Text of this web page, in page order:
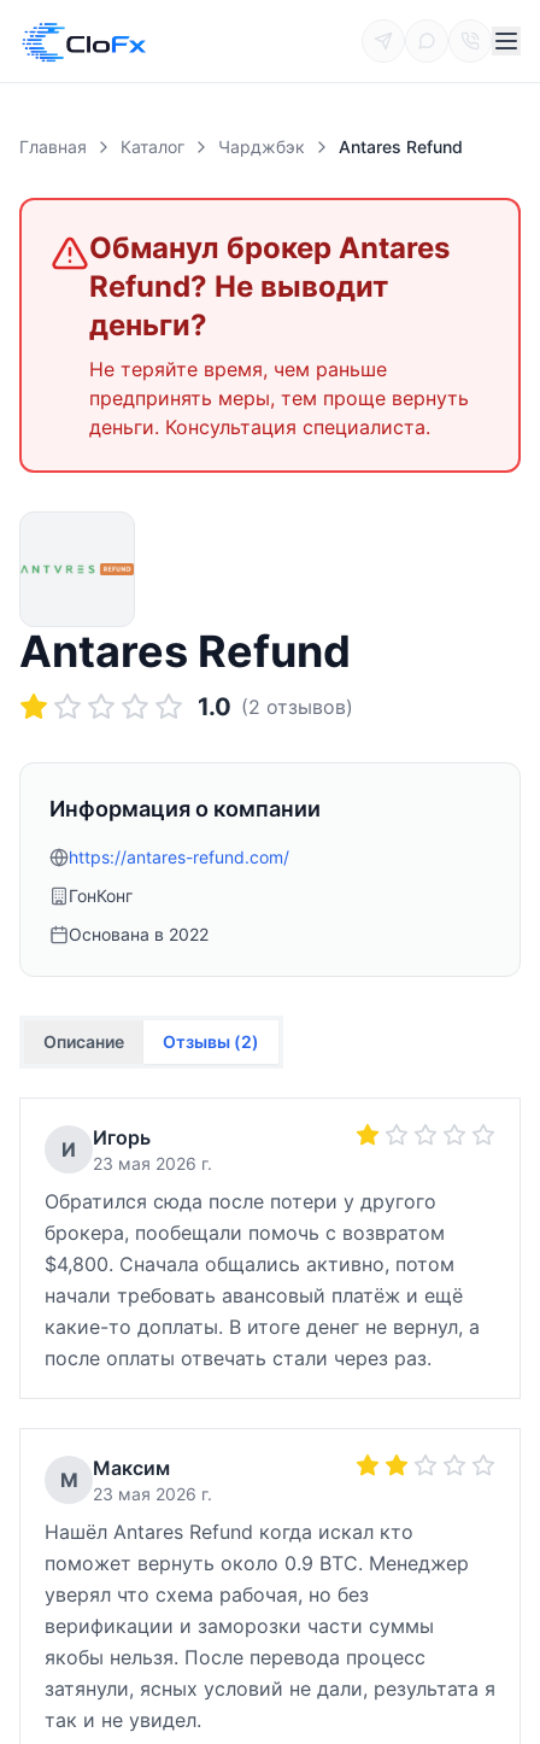
Главная Каталог Чарджбэк Antares Refund
Обманул брокер Antares
Refund? Не выводит
деньги?
Не теряйте время, чем раньше
предпринять меры, тем проще вернуть
деньги. Консультация специалиста.
Antares Refund
1.0 (2 отзывов)
Информация о компании
https://antares-refund.com/
ГонКонг
Основана в 2022
Описание Отзывы (2)
И Игорь
23 мая 2026 г.
Обратился сюда после потери у другого
брокера, пообещали помочь с возвратом
$4,800. Сначала общались активно, потом
начали требовать авансовый платёж и ещё
какие-то доплаты. В итоге денег не вернул, а
после оплаты отвечать стали через раз.
М Максим
23 мая 2026 г.
Нашёл Antares Refund когда искал кто
поможет вернуть около 0.9 BTC. Менеджер
уверял что схема рабочая, но без
верификации и заморозки части суммы
якобы нельзя. После перевода процесс
затянули, ясных условий не дали, результата я
так и не увидел.